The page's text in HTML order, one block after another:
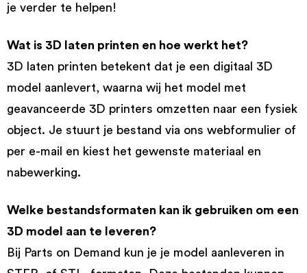
je verder te helpen!
Wat is 3D laten printen en hoe werkt het?
3D laten printen betekent dat je een digitaal 3D
model aanlevert, waarna wij het model met
geavanceerde 3D printers omzetten naar een fysiek
object. Je stuurt je bestand via ons webformulier of
per e-mail en kiest het gewenste materiaal en
nabewerking.
Welke bestandsformaten kan ik gebruiken om een
3D model aan te leveren?
Bij Parts on Demand kun je je model aanleveren in